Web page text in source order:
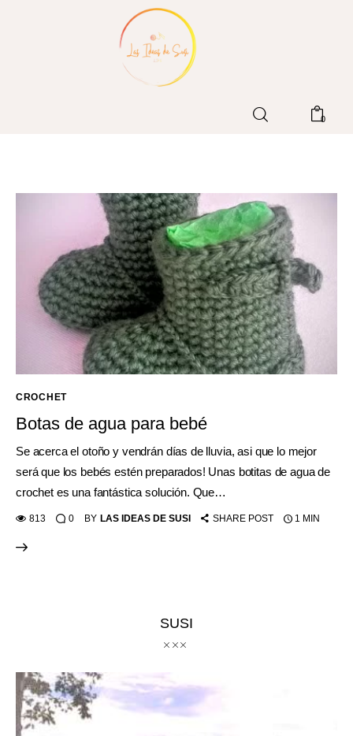
0
Tienda
Contacto
Sobre mi
CROCHET
Botas de agua para bebé
Se acerca el otoño y vendrán días de lluvia, asi que lo mejor
será que los bebés estén preparados! Unas botitas de agua de
crochet es una fantástica solución. Que…
813 0 BY LAS IDEAS DE SUSI SHARE POST 1 MIN
SUSI